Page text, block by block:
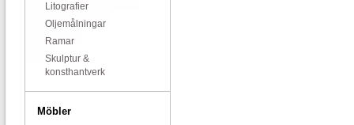
Litografier
Oljemålningar
Ramar
Skulptur &
konsthantverk
Möbler